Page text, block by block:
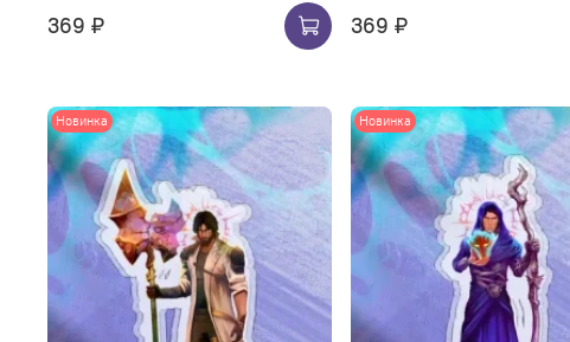
369 ₽ 369 ₽
Новинка Новинка